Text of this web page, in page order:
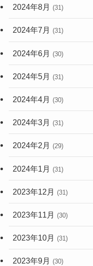
2024年8月 (31)
2024年7月 (31)
2024年6月 (30)
2024年5月 (31)
2024年4月 (30)
2024年3月 (31)
2024年2月 (29)
2024年1月 (31)
2023年12月 (31)
2023年11月 (30)
2023年10月 (31)
2023年9月 (30)